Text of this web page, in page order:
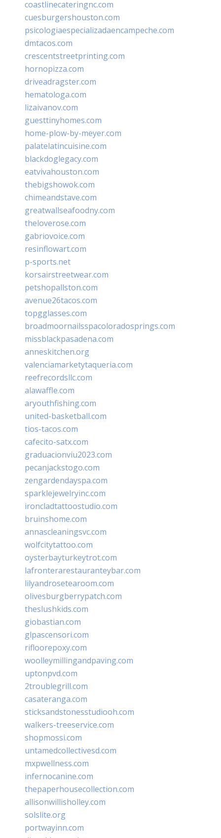
coastlinecateringnc.com
cuesburgershouston.com
psicologiaespecializadaencampeche.com
dmtacos.com
crescentstreetprinting.com
hornopizza.com
driveadragster.com
hematologa.com
lizaivanov.com
guesttinyhomes.com
home-plow-by-meyer.com
palatelatincuisine.com
blackdoglegacy.com
eatvivahouston.com
thebigshowok.com
chimeandstave.com
greatwallseafoodny.com
theloverose.com
gabriovoice.com
resinflowart.com
p-sports.net
korsairstreetwear.com
petshopallston.com
avenue26tacos.com
topgglasses.com
broadmoornailsspacoloradosprings.com
missblackpasadena.com
anneskitchen.org
valenciamarketytaqueria.com
reefrecordsllc.com
alawaffle.com
aryouthfishing.com
united-basketball.com
tios-tacos.com
cafecito-satx.com
graduacionviu2023.com
pecanjackstogo.com
zengardendayspa.com
sparklejewelryinc.com
ironcladtattoostudio.com
bruinshome.com
annascleaningsvc.com
wolfcitytattoo.com
oysterbayturkeytrot.com
lafronterarestauranteybar.com
lilyandrosetearoom.com
olivesburgberrypatch.com
theslushkids.com
giobastian.com
glpascensori.com
rifloorepoxy.com
woolleymillingandpaving.com
uptonpvd.com
2troublegrill.com
casateranga.com
sticksandstonesstudiooh.com
walkers-treeservice.com
shopmossi.com
untamedcollectivesd.com
mxpwellness.com
infernocanine.com
thepaperhousecollection.com
allisonwillisholley.com
solslite.org
portwayinn.com